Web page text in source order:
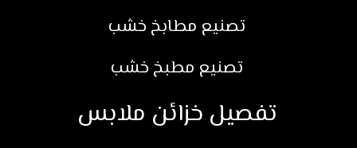
تصنيع مطابخ خشب
تصنيع مطبخ خشب
تفصيل خزائن ملابس